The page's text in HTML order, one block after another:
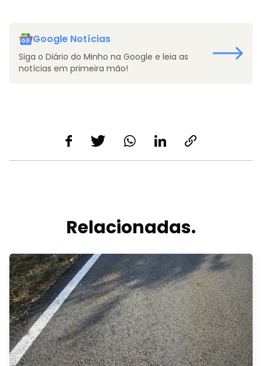
Google Notícias
Siga o Diário do Minho na Google e leia as
notícias em primeira mão!
Relacionadas.